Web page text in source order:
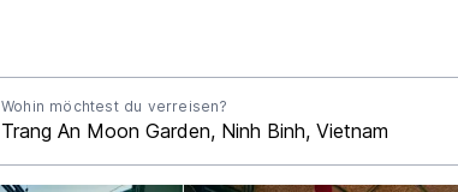
Wohin möchtest du verreisen?